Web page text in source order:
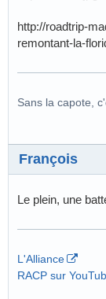
http://roadtrip-
remontant-la-
Sans la capote,
François
Le plein, une
L'Alliance
RACP sur